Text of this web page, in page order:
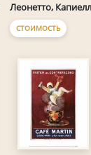
Леонетто,
СТОИМОСТЬ